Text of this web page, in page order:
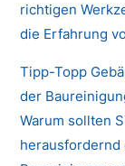
richtigen
die Erfahrung
Tipp-Topp
der
Warum sollten
herausfordernd